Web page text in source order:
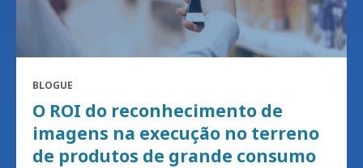
BLOGUE
O ROI do reconhecimento de
imagens na execução no terreno
de produtos de grande consumo